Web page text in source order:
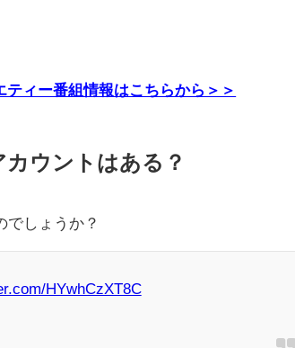
ィー番組情報はこちらから＞＞
ウントはある？
でしょうか？
HYwhCzXT8C